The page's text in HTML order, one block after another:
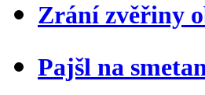
Zrání zvěřiny
Pajšl na